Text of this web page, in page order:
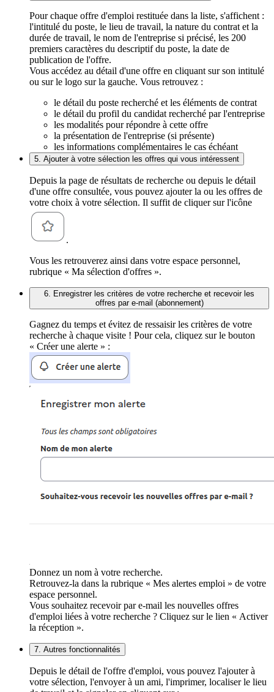
Pour chaque offre d'emploi restituée dans la liste, s'affichent :
l'intitulé du poste, le lieu de travail, la nature du contrat et la
durée de travail, le nom de l'entreprise si précisé, les 200
premiers caractères du descriptif du poste, la date de
publication de l'offre.
Vous accédez au détail d'une offre en cliquant sur son intitulé
ou sur le logo sur la gauche. Vous retrouvez :
le détail du poste recherché et les éléments de contrat
le détail du profil du candidat recherché par l'entreprise
les modalités pour répondre à cette offre
la présentation de l'entreprise (si présente)
les informations complémentaires le cas échéant
5. Ajouter à votre sélection les offres qui vous intéressent
Depuis la page de résultats de recherche ou depuis le détail
d'une offre consultée, vous pouvez ajouter la ou les offres de
votre choix à votre sélection. Il suffit de cliquer sur l'icône
.
Vous les retrouverez ainsi dans votre espace personnel,
rubrique « Ma sélection d'offres ».
6. Enregistrer les critères de votre recherche et recevoir les
offres par e-mail (abonnement)
Gagnez du temps et évitez de ressaisir les critères de votre
recherche à chaque visite ! Pour cela, cliquez sur le bouton
« Créer une alerte » :
Donnez un nom à votre recherche.
Retrouvez-la dans la rubrique « Mes alertes emploi » de votre
espace personnel.
Vous souhaitez recevoir par e-mail les nouvelles offres
d'emploi liées à votre recherche ? Cliquez sur le lien « Activer
la réception ».
7. Autres fonctionnalités
Depuis le détail de l'offre d'emploi, vous pouvez l'ajouter à
votre sélection, l'envoyer à un ami, l'imprimer, localiser le lieu